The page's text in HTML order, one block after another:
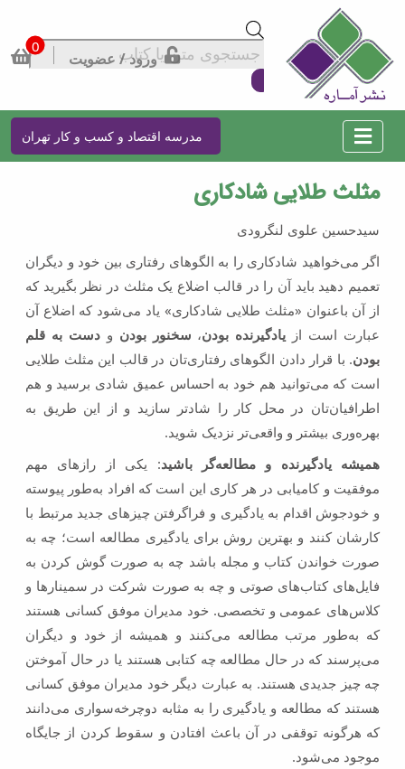
Products
search
ورود / عضویت
0
مدرسه اقتصاد و کسب و کار تهران
مثلث طلایی شادکاری
سیدحسین علوی لنگرودی
اگر می‌خواهید شادکاری را به الگوهای رفتاری بین خود و دیگران
تعمیم دهید باید آن را در قالب اضلاع یک مثلث در نظر بگیرید که
از آن با‌عنوان «مثلث طلایی شادکاری» یاد می‌شود که اضلاع آن
عبارت است از یادگیرنده بودن، سخنور بودن ودست به قلم
بودن. با قرار دادن الگوهای رفتاری‌تان در قالب این مثلث طلایی
است که می‌توانید هم خود به احساس عمیق شادی برسید و هم
اطرافیان‌تان در محل کار را شادتر سازید و از این طریق به
بهره‌وری بیشتر و واقعی‌تر نزدیک شوید.
همیشه یادگیرنده و مطالعه‌گر باشید: یکی از راز‌های مهم
موفقیت و کامیابی در هر کاری این است که افراد به‌طور پیوسته
و خودجوش اقدام به یادگیری و فراگرفتن چیزهای جدید مرتبط با
کارشان کنند و بهترین روش برای یادگیری مطالعه است؛ چه به
صورت خواندن کتاب و مجله باشد چه به صورت گوش کردن به
فایل‌های کتاب‌های صوتی و چه به صورت شرکت در سمینارها و
کلاس‌های عمومی و تخصصی. خود مدیران موفق کسانی هستند
که به‌طور مرتب مطالعه می‌کنند و همیشه از خود و دیگران
می‌پرسند که در حال مطالعه چه کتابی هستند یا در حال آموختن
چه چیز جدیدی هستند. به عبارت دیگر خود مدیران موفق کسانی
هستند که مطالعه و یادگیری را به مثابه دوچرخه‌سواری می‌دانند
که هر‌گونه توقفی در آن باعث افتادن و سقوط کردن از جایگاه
موجود می‌شود.